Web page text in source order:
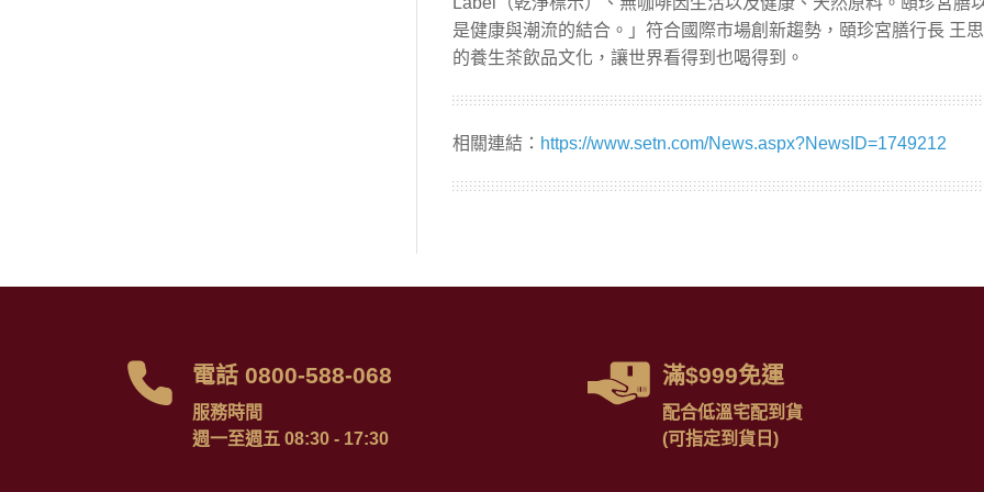
相關連結： https://www.setn.com/News.aspx?NewsID=1749212
電話 0800-588-068
服務時間
週一至週五 08:30 - 17:30
滿$999免運
配合低溫宅配到貨
(可指定到貨日)